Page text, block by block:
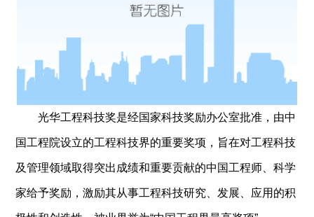
光华工程科技奖是经国家科技奖励办公室批准，由中
国工程院设立的工程科技界的重要奖项，旨在对工程科技
及管理领域取得突出成绩和重要贡献的中国工程师、科学
家给予奖励，激励其从事工程科技研究、发展、应用的积